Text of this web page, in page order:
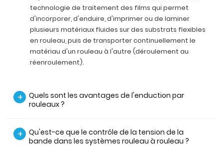
technologie de traitement des films qui permet
d'incorporer, d'enduire, d'imprimer ou de laminer
plusieurs matériaux fluides sur des substrats flexibles
en rouleau, puis de transporter continuellement le
matériau d'un rouleau à l'autre (déroulement au
réenroulement).
+
Quels sont les avantages de l'enduction par
rouleaux ?
+
Qu'est-ce que le contrôle de la tension de la
bande dans les systèmes rouleau à rouleau ?